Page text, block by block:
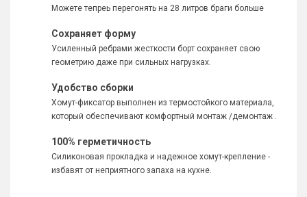
Можете тепреь перегонять на 28 литров браги больше
Сохраняет форму
Усиленный ребрами жесткости борт сохраняет свою
геометрию даже при сильных нагрузках.
Удобство сборки
Хомут-фиксатор выполнен из термостойкого материала,
который обеспечивают комфортный монтаж /демонтаж .
100% герметичность
Силиконовая прокладка и надежное хомут-крепление -
избавят от неприятного запаха на кухне.